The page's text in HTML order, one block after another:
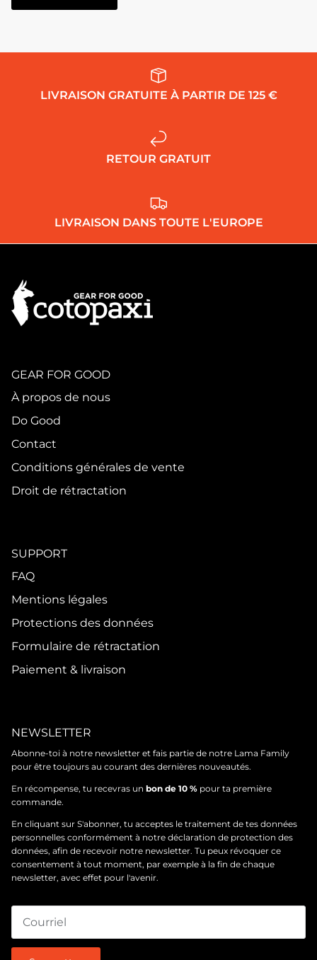
LIVRAISON GRATUITE À PARTIR DE 125 €
RETOUR GRATUIT
LIVRAISON DANS TOUTE L'EUROPE
GEAR FOR GOOD
À propos de nous
Do Good
Contact
Conditions générales de vente
Droit de rétractation
SUPPORT
FAQ
Mentions légales
Protections des données
Formulaire de rétractation
Paiement & livraison
NEWSLETTER
Abonne-toi à notre newsletter et fais partie de notre Lama Family
pour être toujours au courant des dernières nouveautés.
En récompense, tu recevras un bon de 10 % pour ta première
commande.
En cliquant sur S'abonner, tu acceptes le traitement de tes données
personnelles conformément à notre déclaration de protection des
données, afin de recevoir notre newsletter. Tu peux révoquer ce
consentement à tout moment, par exemple à la fin de chaque
newsletter, avec effet pour l'avenir.